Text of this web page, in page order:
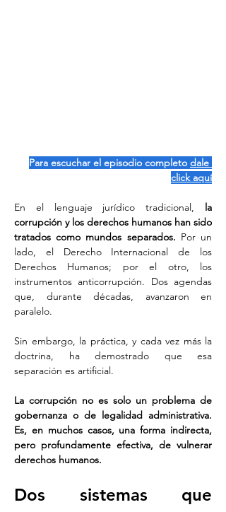
Para escuchar el episodio completo dale
click aquí
En el lenguaje jurídico tradicional, la
corrupción y los derechos humanos han sido
tratados como mundos separados. Por un
lado, el Derecho Internacional de los
Derechos Humanos; por el otro, los
instrumentos anticorrupción. Dos agendas
que, durante décadas, avanzaron en
paralelo.
Sin embargo, la práctica, y cada vez más la
doctrina, ha demostrado que esa
separación es artificial.
La corrupción no es solo un problema de
gobernanza o de legalidad administrativa.
Es, en muchos casos, una forma indirecta,
pero profundamente efectiva, de vulnerar
derechos humanos.
Dos sistemas que